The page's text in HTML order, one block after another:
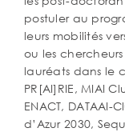
postuler au
leurs mobilités
ou les
lauréats dans le
PR[AI]RIE, MIAI
ENACT, DATAAI-
d’Azur 2030,